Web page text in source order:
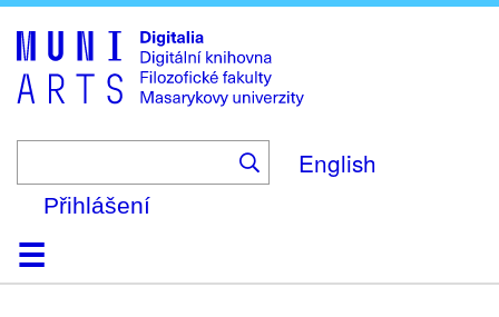
to
main
content
English
Přihlášení
DomůKolekce
Prohlížení
Vyhledávání
O platformě
Nápověda
KontaktDigitalia